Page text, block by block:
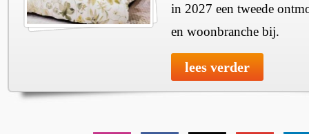
in 2027 een tweede
en woonbranche bij.
lees verder